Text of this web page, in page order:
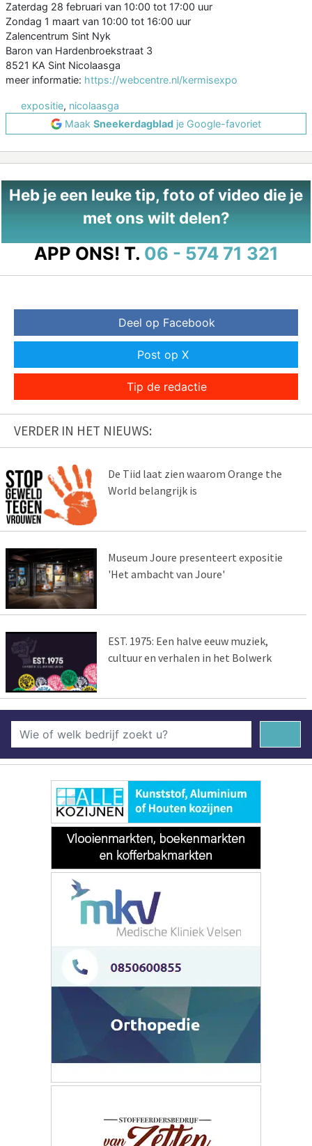
Zaterdag 28 februari van 10:00 tot 17:00 uur
Zondag 1 maart van 10:00 tot 16:00 uur
Zalencentrum Sint Nyk
Baron van Hardenbroekstraat 3
8521 KA Sint Nicolaasga
meer informatie: https://webcentre.nl/kermisexpo
expositie, nicolaasga
Maak Sneekerdagblad je Google-favoriet
Heb je een leuke tip, foto of video die je
met ons wilt delen?
APP ONS! T. 06 - 574 71 321
Deel op Facebook
Post op X
Tip de redactie
VERDER IN HET NIEUWS:
De Tiid laat zien waarom Orange the
World belangrijk is
Museum Joure presenteert expositie
'Het ambacht van Joure'
EST. 1975: Een halve eeuw muziek,
cultuur en verhalen in het Bolwerk